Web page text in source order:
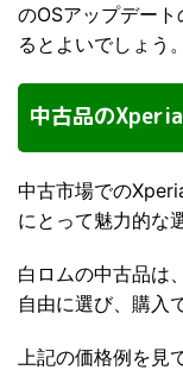
のOSアップデー
るとよいでしょう。
中古品の
中古市場での
にとって魅力的な
白ロムの中古品は
自由に選び、購入
上記の価格例を見